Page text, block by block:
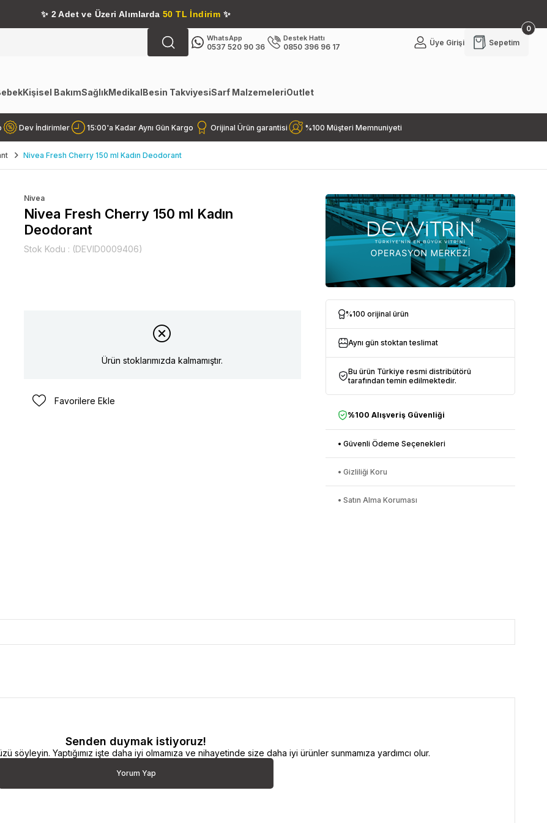
✨ 2 Adet ve Üzeri Alımlarda 50 TL İndirim ✨
WhatsApp
0537 520 90 36
Destek Hattı
0850 396 96 17 Üye Girişi Sepetim
0
Kişisel BakımSağlıkMedikalBesin TakviyesiSarf MalzemeleriOutlet
Dev İndirimler 15:00'a Kadar Aynı Gün Kargo Orijinal Ürün garantisi %100 Müşteri Memnuniyeti
Nivea Fresh Cherry 150 ml Kadın Deodorant
Nivea
Nivea Fresh Cherry 150 ml Kadın
Deodorant
Stok Kodu (DEVID0009406)
Ürün stoklarımızda kalmamıştır.
Favorilere Ekle
%100 orijinal ürün
Aynı gün stoktan teslimat
Bu ürün Türkiye resmi distribütörü
tarafından temin edilmektedir.
%100 Alışveriş Güvenliği
• Güvenli Ödeme Seçenekleri
• Gizliliği Koru
• Satın Alma Koruması
Senden duymak istiyoruz!
söyleyin. Yaptığımız işte daha iyi olmamıza ve nihayetinde size daha iyi ürünler sunmamıza yardımcı olur.
Yorum Yap